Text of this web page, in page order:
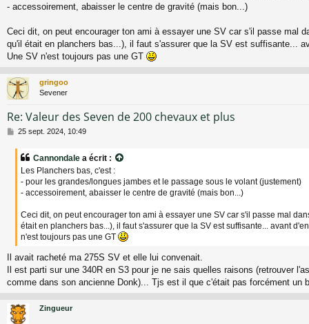
a
- accessoirement, abaisser le centre de gravité (mais bon...)
Ceci dit, on peut encourager ton ami à essayer une SV car s'il passe mal
qu'il était en planchers bas...), il faut s'assurer que la SV est suffisante...
Une SV n'est toujours pas une GT
gringoo
Sevener
Re: Valeur des Seven de 200 chevaux et plus
M
25 sept. 2024, 10:49
Cannondale a écrit :
Les Planchers bas, c'est :
- pour les grandes/longues jambes et le passage sous le volant (justement)
- accessoirement, abaisser le centre de gravité (mais bon...)
Ceci dit, on peut encourager ton ami à essayer une SV car s'il passe mal
était en planchers bas...), il faut s'assurer que la SV est suffisante... avant
n'est toujours pas une GT
Il avait racheté ma 275S SV et elle lui convenait.
Il est parti sur une 340R en S3 pour je ne sais quelles raisons (retrouver
comme dans son ancienne Donk)... Tjs est il que c'était pas forcément un
Zingueur